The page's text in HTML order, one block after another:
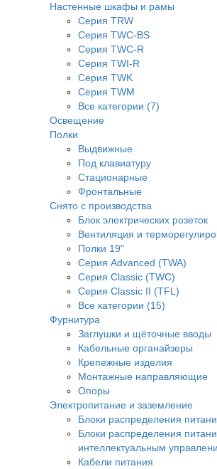
Настенные шкафы и рамы
Серия TRW
Серия TWC-BS
Серия TWC-R
Серия TWI-R
Серия TWK
Серия TWM
Все категории (7)
Освещение
Полки
Выдвижные
Под клавиатуру
Стационарные
Фронтальные
Снято с производства
Блок электрических розеток
Вентиляция и
Полки 19"
Серия Advanced (TWA)
Серия Classic (TWC)
Серия Classic II (TFL)
Все категории (15)
Фурнитура
Заглушки и щёточные вводы
Кабельные органайзеры
Крепежные изделия
Монтажные направляющие
Опоры
Электропитание и заземление
Блоки распределения
Блоки распределения
интеллектуальным
Кабели питания